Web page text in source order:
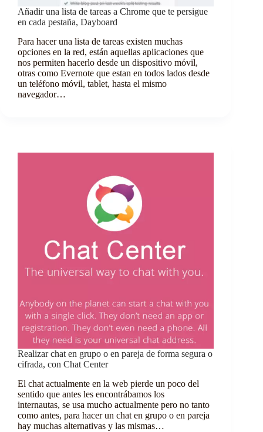
Añadir una lista de tareas a Chrome que te persigue
en cada pestaña, Dayboard
Para hacer una lista de tareas existen muchas
opciones en la red, están aquellas aplicaciones que
nos permiten hacerlo desde un dispositivo móvil,
otras como Evernote que estan en todos lados desde
un teléfono móvil, tablet, hasta el mismo
navegador…
Realizar chat en grupo o en pareja de forma segura o
cifrada, con Chat Center
El chat actualmente en la web pierde un poco del
sentido que antes les encontrábamos los
internautas, se usa mucho actualmente pero no tanto
como antes, para hacer un chat en grupo o en pareja
hay muchas alternativas y las mismas…